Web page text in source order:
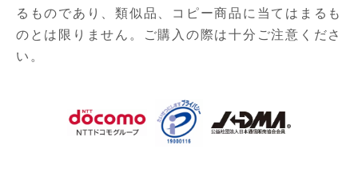
るものであり、類似品、コピー商品に当てはまるも
のとは限りません。ご購入の際は十分ご注意くださ
い。